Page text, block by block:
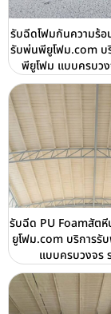
รับฉีดโฟมกันความร้อ
รับพ่นพียูโฟม.com บ
พียูโฟม แบบครบว
รับฉีด PU Foamสัต
ยูโฟม.com บริการรั
แบบครบวงจร